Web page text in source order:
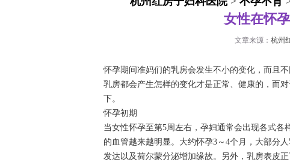
女性在怀
文章来源： 杭州
怀孕期间准妈们的乳房会发生不小的变化，而且
乳房都会产生怎样的变化才是正常、健康的，而
下。
怀孕初期
当女性怀孕至第5周左右，孕妇通常会出现各式
的血管越来越明显。大约怀孕3～4个月，大部分
发达以及荷尔蒙分泌增加缘故。另外，乳房表皮